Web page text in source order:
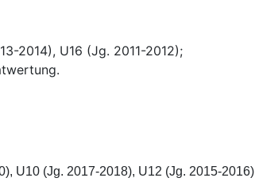
2014), U16 (Jg. 2011-2012);
U10 (Jg. 2017-2018), U12 (Jg. 2015-2016)